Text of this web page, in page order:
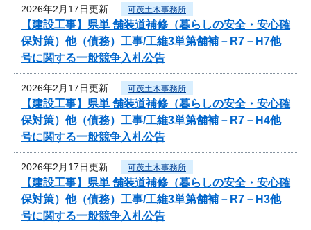
2026年2月17日更新 可茂土木事務所
【建設工事】県単 舗装道補修（暮らしの安全・安心確
保対策）他（債務）工事/工維3単第舗補－R7－H7他
号に関する一般競争入札公告
2026年2月17日更新 可茂土木事務所
【建設工事】県単 舗装道補修（暮らしの安全・安心確
保対策）他（債務）工事/工維3単第舗補－R7－H4他
号に関する一般競争入札公告
2026年2月17日更新 可茂土木事務所
【建設工事】県単 舗装道補修（暮らしの安全・安心確
保対策）他（債務）工事/工維3単第舗補－R7－H3他
号に関する一般競争入札公告